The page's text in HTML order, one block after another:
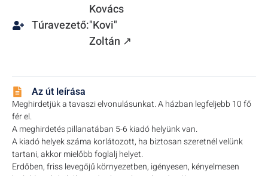
Túravezető:
Kovács
"Kovi"
Zoltán ↗
Az út leírása
Meghirdetjük a tavaszi elvonulásunkat. A házban legfeljebb 10 fő
fér el.
A meghirdetés pillanatában 5-6 kiadó helyünk van.
A kiadó helyek száma korlátozott, ha biztosan szeretnél velünk
tartani, akkor mielőbb foglalj helyet.
Erdőben, friss levegőjű környezetben, igényesen, kényelmesen